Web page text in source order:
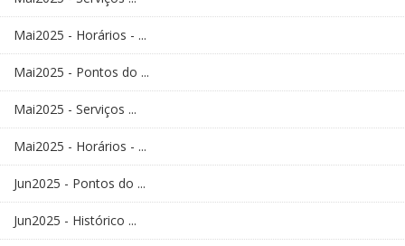
Mai2025 - Horários - ...
Mai2025 - Pontos do ...
Mai2025 - Serviços ...
Mai2025 - Horários - ...
Jun2025 - Pontos do ...
Jun2025 - Histórico ...